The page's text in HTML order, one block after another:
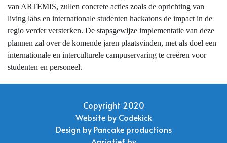
van ARTEMIS, zullen concrete acties zoals de oprichting van
living labs en internationale studenten hackatons de impact in de
regio verder versterken. De stapsgewijze implementatie van deze
plannen zal over de komende jaren plaatsvinden, met als doel een
internationale en interculturele campuservaring te creëren voor
studenten en personeel.
Copyright 2020
Website by Codekick
Design by Pancake productions